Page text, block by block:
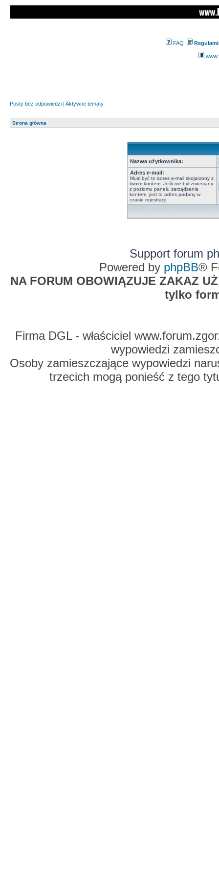
FAQ
Posty bez odpowiedzi | Aktywne tematy
Strona główna
Nazwa użytkownika:
Adres e-mail:
Musi być to adres e-mail skojarzony z
twoim kontem. Jeśli nie był zmieniany
z poziomu panelu zarządzania
kontem, jest to adres podany w
czasie rejestracji.
Support forum
Powered by phpBB®
NA FORUM OBOWIĄZUJE ZAKAZ
tylko
Firma DGL - właściciel
wypowiedzi
Osoby zamieszczające wypowiedzi
trzecich mogą ponieść z tego